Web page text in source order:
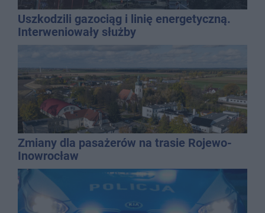
Uszkodzili gazociąg i linię energetyczną.
Interweniowały służby
Zmiany dla pasażerów na trasie Rojewo-
Inowrocław